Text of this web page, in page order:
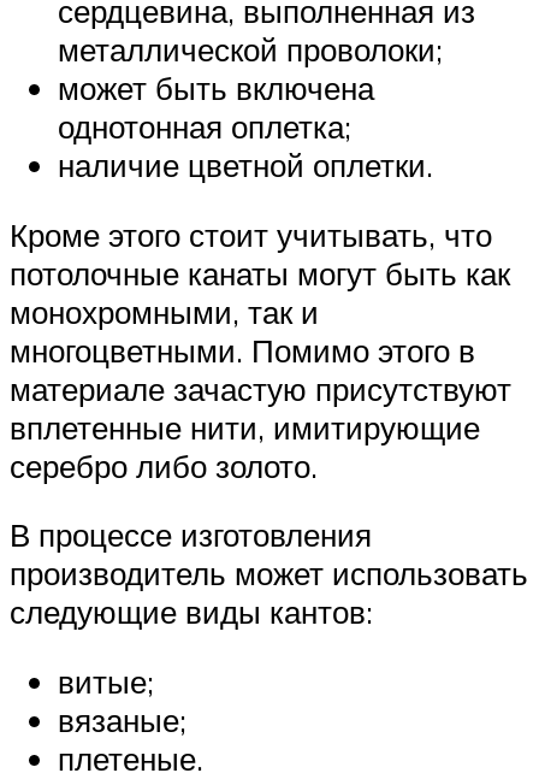
сердцевина, выполненная из
металлической проволоки;
может быть включена
однотонная оплетка;
наличие цветной оплетки.
Кроме этого стоит учитывать, что
потолочные канаты могут быть как
монохромными, так и
многоцветными. Помимо этого в
материале зачастую присутствуют
вплетенные нити, имитирующие
серебро либо золото.
В процессе изготовления
производитель может использовать
следующие виды кантов:
витые;
вязаные;
плетеные.